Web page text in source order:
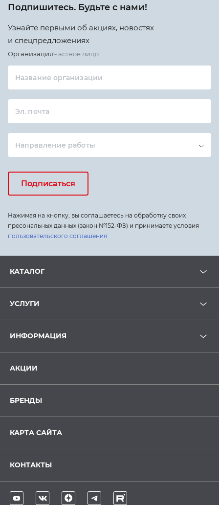
Подпишитесь. Будьте с нами!
Узнайте первыми об акциях, новостях
и спецпредложениях
ОрганизацияЧастное лицо
Название организации
Эл. почта
Направление работы
Подписаться
Нажимая на кнопку, вы соглашаетесь на обработку своих
пресональных данных (закон №152-ФЗ) и принимаете условия
пользовательского соглашения
КАТАЛОГ
УСЛУГИ
ИНФОРМАЦИЯ
АКЦИИ
БРЕНДЫ
КАРТА САЙТА
КОНТАКТЫ